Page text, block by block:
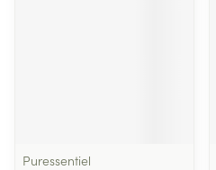
Puressentiel